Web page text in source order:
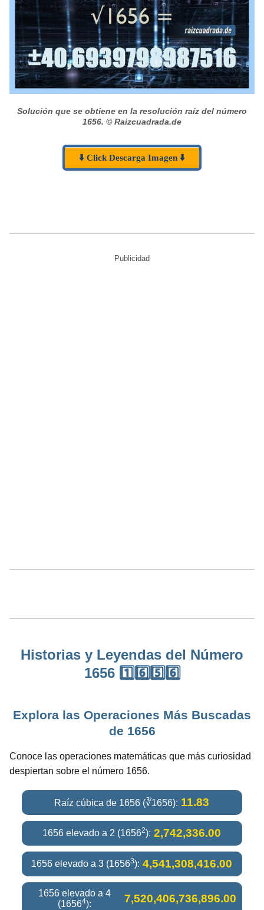
Solución que se obtiene en la resolución raíz del número
1656. © Raizcuadrada.de
⬇️ Click Descarga Imagen ⬇️
Publicidad
Historias y Leyendas del Número
1656 1️⃣6️⃣5️⃣6️⃣
Explora las Operaciones Más Buscadas
de 1656
Conoce las operaciones matemáticas que más curiosidad
despiertan sobre el número 1656.
Raíz cúbica de 1656 (∛1656): 11.83
1656 elevado a 2 (16562): 2,742,336.00
1656 elevado a 3 (16563): 4,541,308,416.00
1656 elevado a 4
(16564): 7,520,406,736,896.00